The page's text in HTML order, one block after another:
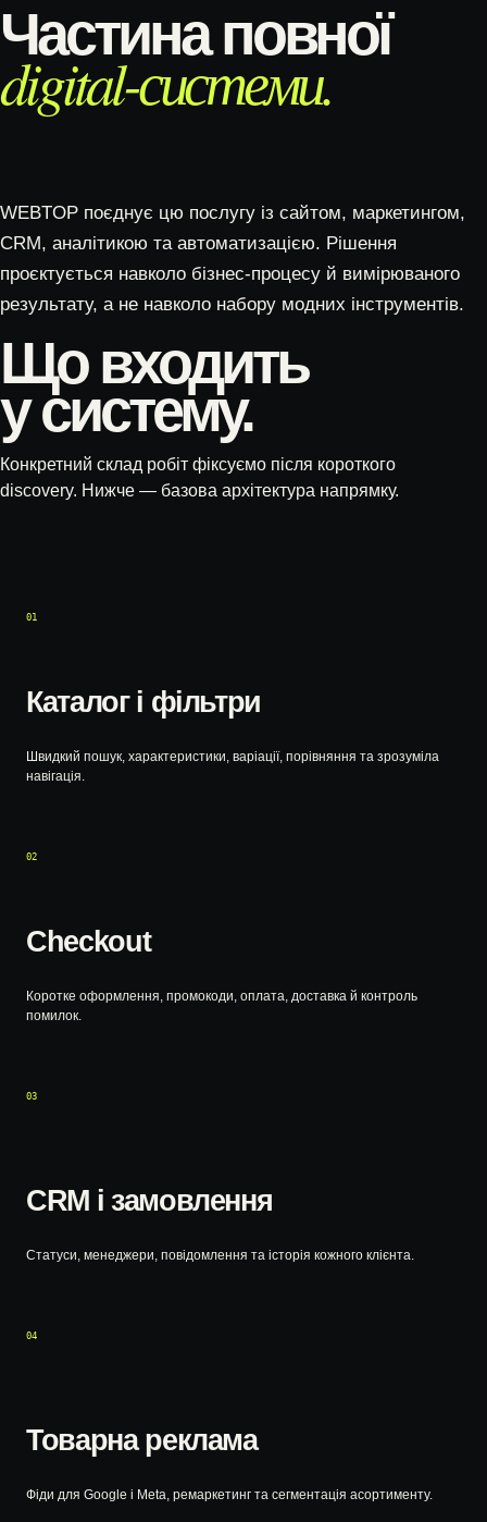
Частина повної
digital-системи.
WEBTOP поєднує цю послугу із сайтом, маркетингом,
CRM, аналітикою та автоматизацією. Рішення
проєктується навколо бізнес-процесу й вимірюваного
результату, а не навколо набору модних інструментів.
Що входить
у систему.
Конкретний склад робіт фіксуємо після короткого
discovery. Нижче — базова архітектура напрямку.
01
Каталог і фільтри
Швидкий пошук, характеристики, варіації, порівняння та зрозуміла
навігація.
02
Checkout
Коротке оформлення, промокоди, оплата, доставка й контроль
помилок.
03
CRM і замовлення
Статуси, менеджери, повідомлення та історія кожного клієнта.
04
Товарна реклама
Фіди для Google і Meta, ремаркетинг та сегментація асортименту.